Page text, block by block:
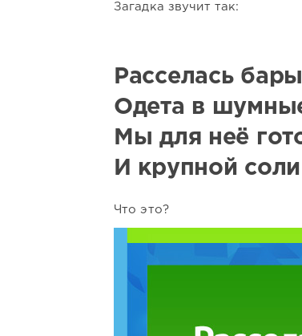
Загадка звучит так:
Расселась
Одета в
Мы для неё
И крупной
Что это?